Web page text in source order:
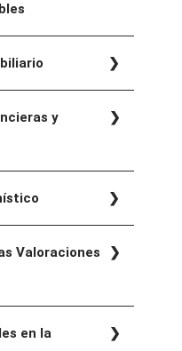
y
Valoraciones
en la